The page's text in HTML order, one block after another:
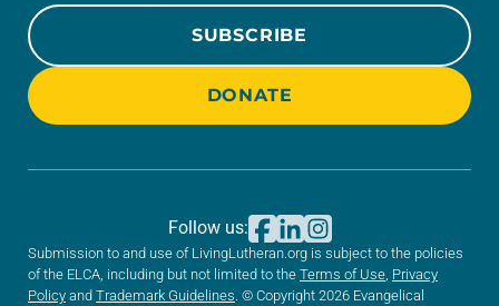
SUBSCRIBE
DONATE
Submission to and use of LivingLutheran.org is subject to the policies
of the ELCA, including but not limited to the Terms of Use Privacy
Policy and Trademark Guidelines . © Copyright 2026 Evangelical
Follow us: